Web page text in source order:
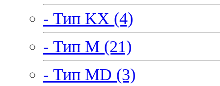
- Тип KX (4)
- Тип M (21)
- Тип MD (3)